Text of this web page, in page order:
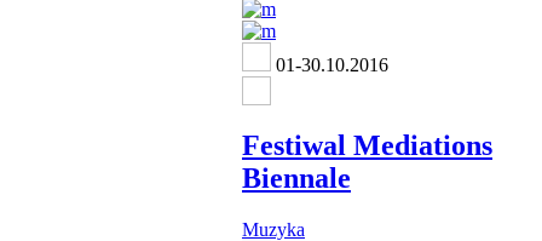
01-30.10.2016
Festiwal Mediations
Biennale
Muzyka